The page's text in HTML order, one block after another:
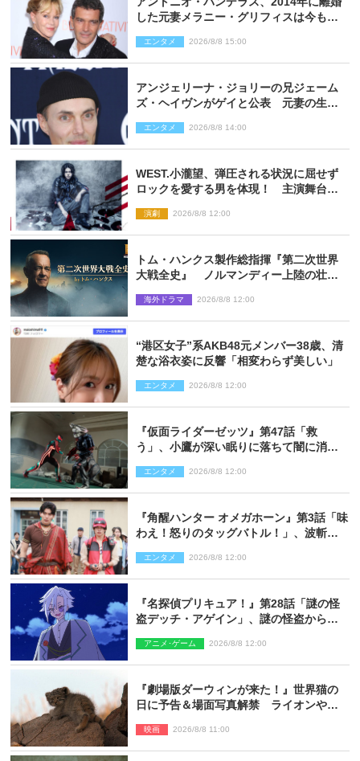
した元妻メラニー・グリフィスは今も
エンタメ 2026/8/8 15:00
アンジェリーナ・ジョリーの兄ジェーム
ズ・ヘイヴンがゲイと公表 元妻の生配
エンタメ 2026/8/8 14:00
WEST.小瀧望、弾圧される状況に屈せず
ロックを愛する男を体現！ 主演舞台
演劇 2026/8/8 12:00
トム・ハンクス製作総指揮『第二次世界
大戦全史』 ノルマンディー上陸の壮絶
海外ドラマ 2026/8/8 12:00
“港区女子”系AKB48元メンバー38歳、清
楚な浴衣姿に反響「相変わらず美しい」
エンタメ 2026/8/8 12:00
『仮面ライダーゼッツ』第47話「救
う」、小鷹が深い眠りに落ちて闇に消え
エンタメ 2026/8/8 12:00
『角醒ハンター オメガホーン』第3話「味
わえ！怒りのタッグバトル！」、波斬の
エンタメ 2026/8/8 12:00
『名探偵プリキュア！』第28話「謎の怪
盗デッチ・アゲイン」、謎の怪盗から不
アニメ･ゲーム 2026/8/8 12:00
『劇場版ダーウィンが来た！』世界猫の
日に予告＆場面写真解禁 ライオンやマ
映画 2026/8/8 11:00